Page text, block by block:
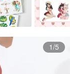
1/5